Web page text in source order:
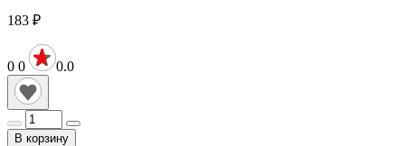
183 ₽
0 0 0.0
В корзину